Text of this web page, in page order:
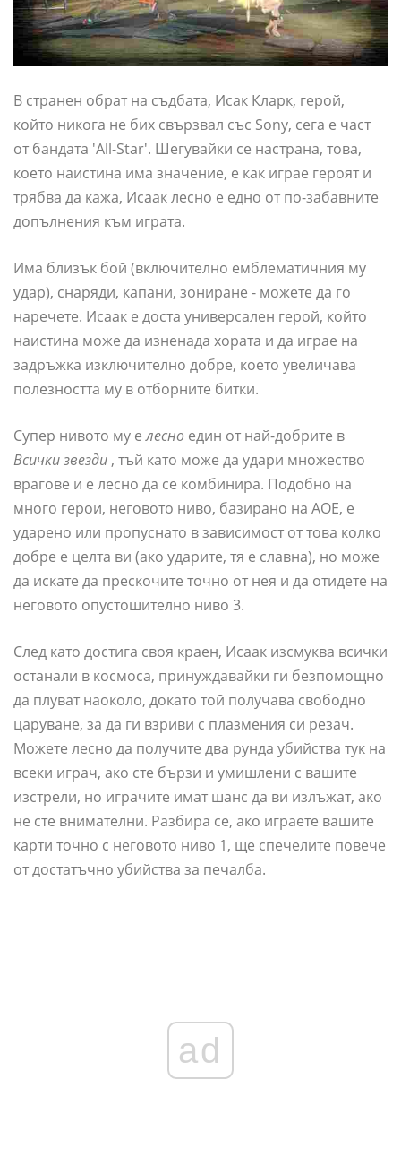
В странен обрат на съдбата, Исак Кларк, герой,
който никога не бих свързвал със Sony, сега е част
от бандата 'All-Star'. Шегувайки се настрана, това,
което наистина има значение, е как играе героят и
трябва да кажа, Исаак лесно е едно от по-забавните
допълнения към играта.
Има близък бой (включително емблематичния му
удар), снаряди, капани, зониране - можете да го
наречете. Исаак е доста универсален герой, който
наистина може да изненада хората и да играе на
задръжка изключително добре, което увеличава
полезността му в отборните битки.
Супер нивото му елесно един от най-добрите в
Всички звезди , тъй като може да удари множество
врагове и е лесно да се комбинира. Подобно на
много герои, неговото ниво, базирано на AOE, е
ударено или пропуснато в зависимост от това колко
добре е целта ви (ако ударите, тя е славна), но може
да искате да прескочите точно от нея и да отидете на
неговото опустошително ниво 3.
След като достига своя краен, Исаак изсмуква всички
останали в космоса, принуждавайки ги безпомощно
да плуват наоколо, докато той получава свободно
царуване, за да ги взриви с плазмения си резач.
Можете лесно да получите два рунда убийства тук на
всеки играч, ако сте бързи и умишлени с вашите
изстрели, но играчите имат шанс да ви излъжат, ако
не сте внимателни. Разбира се, ако играете вашите
карти точно с неговото ниво 1, ще спечелите повече
от достатъчно убийства за печалба.
ad